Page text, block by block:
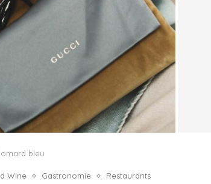
DE KERING COMMENCE HORS DE
GUCCI
byPASCAL IAKOVOU
bleu
Wine Gastronomie Restaurants